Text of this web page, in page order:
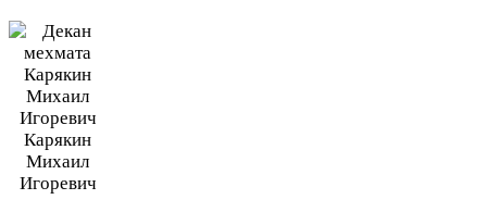
Карякин
Михаил
Игоревич